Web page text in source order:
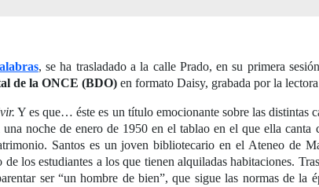
, se ha trasladado a la calle Prado, en su primera
de la ONCE (BDO) en formato Daisy, grabada por la lectora
Y es que… éste es un título emocionante sobre las distintas
noche de enero de 1950 en el tablao en el que ella
Santos es un joven bibliotecario en el Ateneo de
los estudiantes a los que tienen alquiladas habitaciones.
ser “un hombre de bien”, que sigue las normas de la